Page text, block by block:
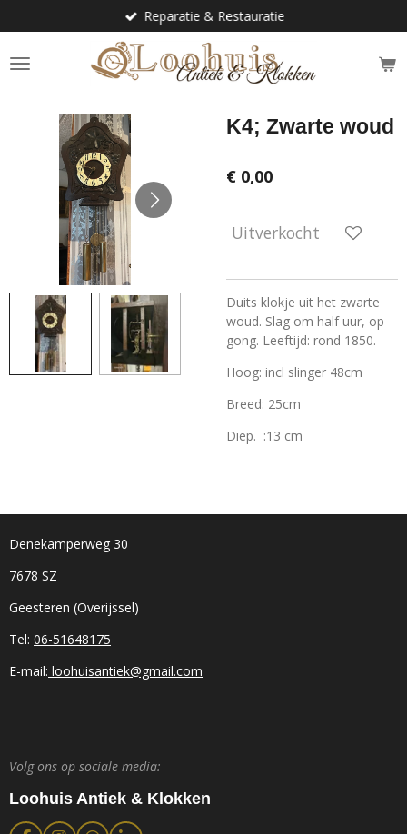
direct
naar
de
Reparatie & Restauratie
K4; Zwarte woud
€ 0,00
Uitverkocht
Duits klokje uit het zwarte
woud. Slag om half uur, op
gong. Leeftijd: rond 1850.
Hoog: incl slinger 48cm
Breed: 25cm
Diep. :13 cm
Denekamperweg 30
7678 SZ
Geesteren (Overijssel)
Tel: 06-51648175
E-mail: loohuisantiek@gmail.com
Volg ons op sociale media:
Loohuis Antiek & Klokken